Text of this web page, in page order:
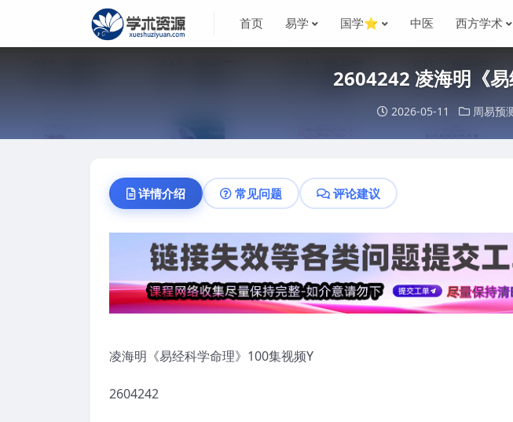
首页 易学 国学⭐ 中医 西方学术
2604242 凌海明《
2026-05-11 周易预
详情介绍 常见问题 评论建议
凌海明《易经科学命理》100集视频Y
2604242